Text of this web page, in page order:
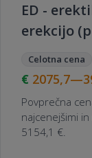
ED -
erekcijo
Celotna cena
Povprečna
najcenejšimi
5154,1 €.